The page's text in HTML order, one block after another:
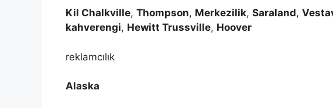
Kil Chalkville, Thompson, Merkezilik, Saraland,
kahverengi, Hewitt Trussville, Hoover
reklamcılık
Alaska